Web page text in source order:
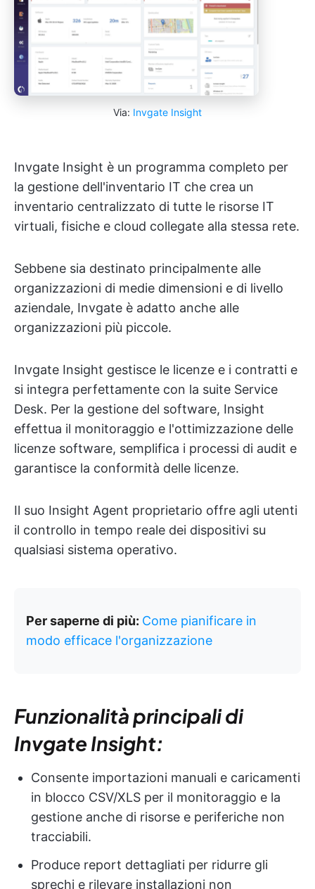
Via: Invgate Insight
Invgate Insight è un programma completo per
la gestione dell'inventario IT che crea un
inventario centralizzato di tutte le risorse IT
virtuali, fisiche e cloud collegate alla stessa rete.
Sebbene sia destinato principalmente alle
organizzazioni di medie dimensioni e di livello
aziendale, Invgate è adatto anche alle
organizzazioni più piccole.
Invgate Insight gestisce le licenze e i contratti e
si integra perfettamente con la suite Service
Desk. Per la gestione del software, Insight
effettua il monitoraggio e l'ottimizzazione delle
licenze software, semplifica i processi di audit e
garantisce la conformità delle licenze.
Il suo Insight Agent proprietario offre agli utenti
il controllo in tempo reale dei dispositivi su
qualsiasi sistema operativo.
Per saperne di più: Come pianificare in
modo efficace l'organizzazione
Funzionalità principali di
Invgate Insight:
Consente importazioni manuali e caricamenti
in blocco CSV/XLS per il monitoraggio e la
gestione anche di risorse e periferiche non
tracciabili.
Produce report dettagliati per ridurre gli
sprechi e rilevare installazioni non